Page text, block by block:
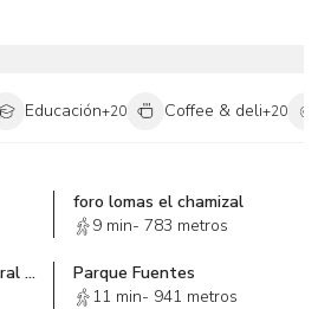
Educación+20 Coffee & deli+20
foro lomas el chamizal
9 min- 783 metros
Área verde Planta Central de herramientas
Parque Fuentes
11 min- 941 metros